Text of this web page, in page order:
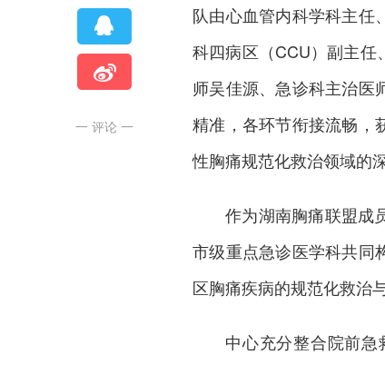
一 评论 一
队由心血管内科学科主任
科四病区（CCU）副主任
师吴佳源、急诊科主治医
精准，各环节衔接流畅，
性胸痛规范化救治领域的
作为湖南胸痛联盟成
市级重点急诊医学科共同
区胸痛疾病的规范化救治
中心充分整合院前